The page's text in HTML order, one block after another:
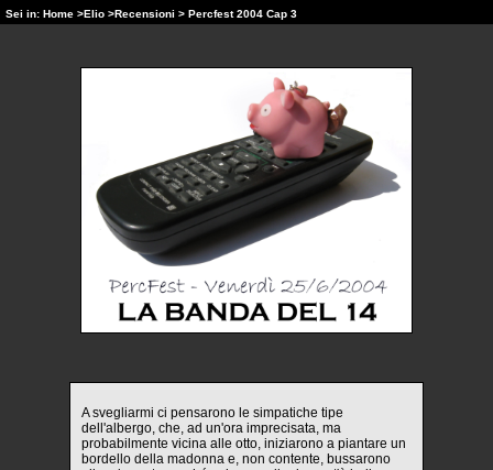
Sei in: Home >Elio >Recensioni > Percfest 2004 Cap 3
A svegliarmi ci pensarono le simpatiche tipe
dell'albergo, che, ad un'ora imprecisata, ma
probabilmente vicina alle otto, iniziarono a piantare un
bordello della madonna e, non contente, bussarono